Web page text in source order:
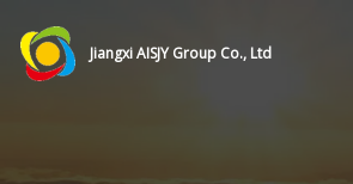
Jiangxi AISJY Group Co., Ltd